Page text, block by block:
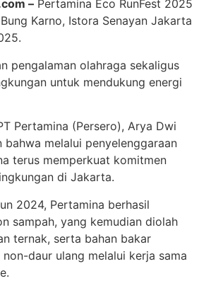
– Pertamina Eco RunFest 2025
Karno, Istora Senayan Jakarta
pengalaman olahraga sekaligus
untuk mendukung energi
Pertamina (Persero), Arya Dwi
bahwa melalui penyelenggaraan
terus memperkuat komitmen
di Jakarta.
2024, Pertamina berhasil
sampah, yang kemudian diolah
ternak, serta bahan bakar
daur ulang melalui kerja sama